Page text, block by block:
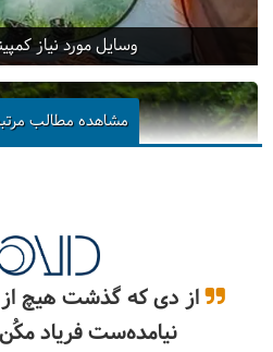
وسایل مورد نیاز
مشاهده مطالب
از دی که گذشت هیچ از
نیامده‌ست فریاد